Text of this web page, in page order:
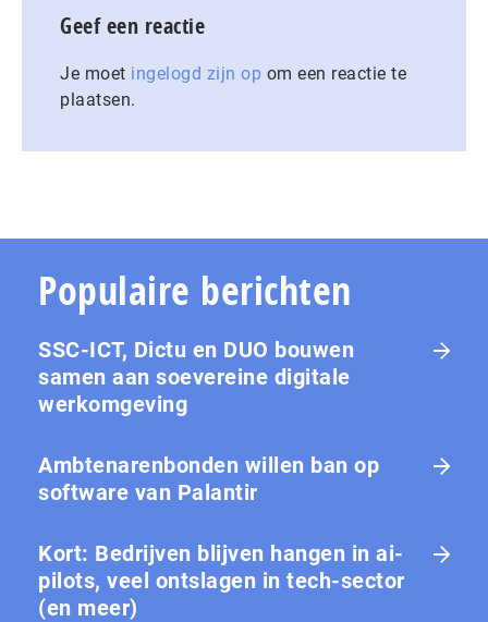
Geef een reactie
Je moet ingelogd zijn op om een reactie te
plaatsen.
Populaire berichten
SSC-ICT, Dictu en DUO bouwen
samen aan soevereine digitale
werkomgeving
Ambtenarenbonden willen ban op
software van Palantir
Kort: Bedrijven blijven hangen in ai-
pilots, veel ontslagen in tech-sector
(en meer)